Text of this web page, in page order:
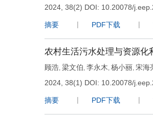
2024, 38(2) DOI: 10.20078/
摘要 PDF下载
农村生活污水处理与资源化
顾浩, 梁文伯, 李永木, 杨小丽, 宋海
2024, 38(1) DOI: 10.20078/
摘要 PDF下载